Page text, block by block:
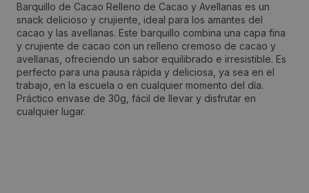
Barquillo de Cacao Relleno de Cacao y Avellanas es un
snack delicioso y crujiente, ideal para los amantes del
cacao y las avellanas. Este barquillo combina una capa fina
y crujiente de cacao con un relleno cremoso de cacao y
avellanas, ofreciendo un sabor equilibrado e irresistible. Es
perfecto para una pausa rápida y deliciosa, ya sea en el
trabajo, en la escuela o en cualquier momento del día.
Práctico envase de 30g, fácil de llevar y disfrutar en
cualquier lugar.
Inês Loureiro
Dirección:
I- Park Innovation Business Park - Rua Vale do Junco
109 , Armazém B